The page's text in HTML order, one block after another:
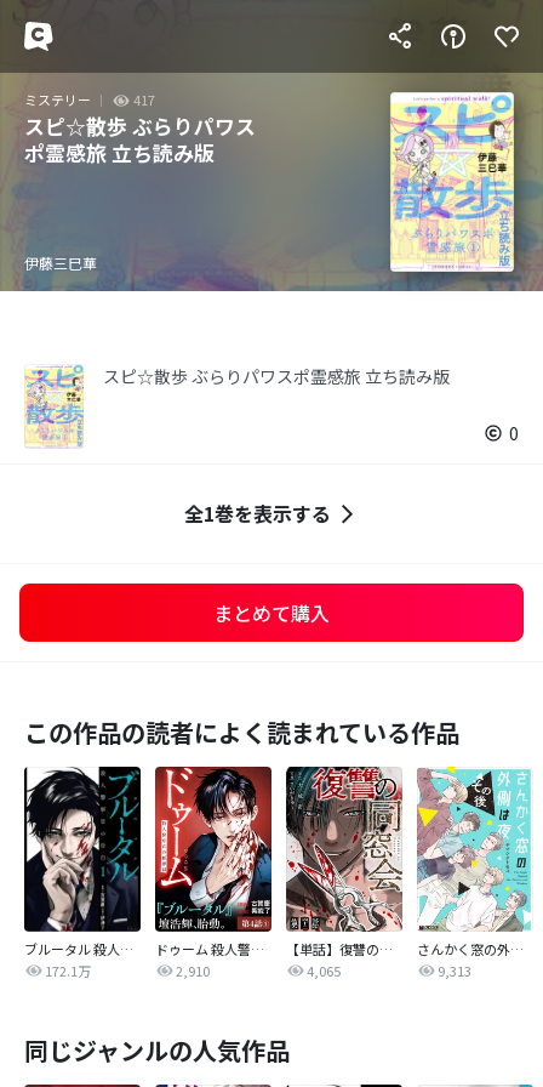
ミステリー 417
スピ☆散歩 ぶらりパワス
ポ霊感旅 立ち読み版
伊藤三巳華
スピ☆散歩 ぶらりパワスポ霊感旅 立ち読み版
0
全1巻を表示する
まとめて購入
この作品の読者によく読まれている作品
ブルータル 殺人警察官の告白
172.1万
ドゥーム 殺人警察官の断罪録 分冊版
2,910
【単話】復讐の同窓会
4,065
さんかく窓の外側は夜
9,313
同じジャンルの人気作品